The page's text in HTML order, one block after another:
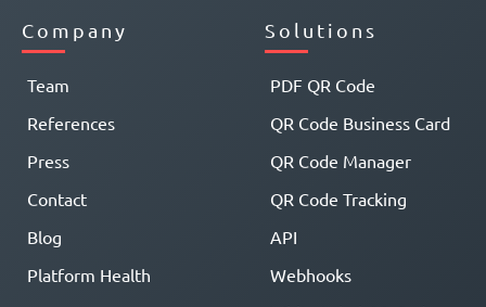
Company
Team
References
Press
Contact
Blog
Platform Health
Solutions
PDF QR Code
QR Code Business Card
QR Code Manager
QR Code Tracking
API
Webhooks